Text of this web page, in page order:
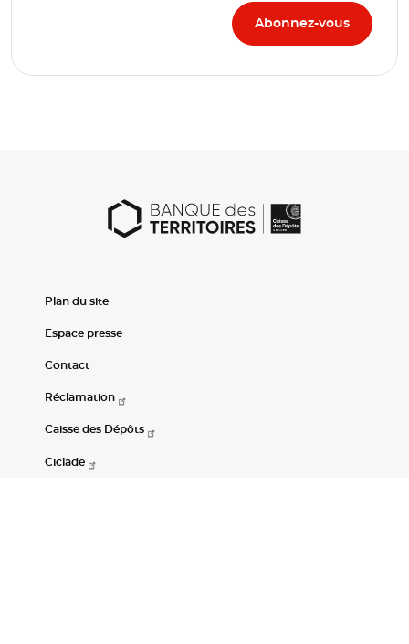
Plan du site
Espace presse
Contact
Réclamation
Caisse des Dépôts
Ciclade